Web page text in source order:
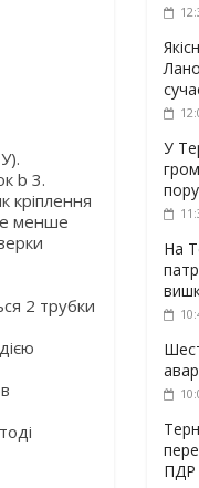
b 3.
кріплення
менше
2 трубки
У
На
ПДР